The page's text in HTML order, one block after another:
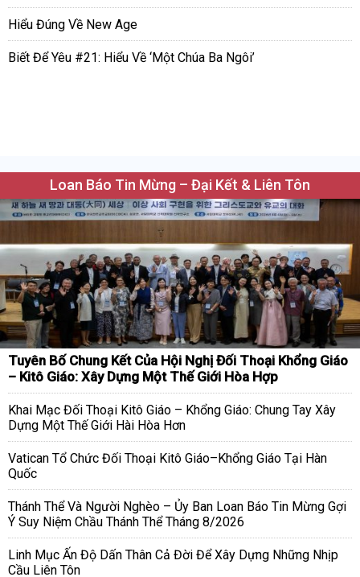
Hiểu Đúng Về New Age
Biết Để Yêu #21: Hiểu Về ‘Một Chúa Ba Ngôi’
Loan Báo Tin Mừng – Đại Kết & Liên Tôn
Tuyên Bố Chung Kết Của Hội Nghị Đối Thoại Khổng Giáo
– Kitô Giáo: Xây Dựng Một Thế Giới Hòa Hợp
Khai Mạc Đối Thoại Kitô Giáo – Khổng Giáo: Chung Tay Xây
Dựng Một Thế Giới Hài Hòa Hơn
Vatican Tổ Chức Đối Thoại Kitô Giáo–Khổng Giáo Tại Hàn
Quốc
Thánh Thể Và Người Nghèo – Ủy Ban Loan Báo Tin Mừng Gợi
Ý Suy Niệm Chầu Thánh Thể Tháng 8/2026
Linh Mục Ấn Độ Dấn Thân Cả Đời Để Xây Dựng Những Nhịp
Cầu Liên Tôn